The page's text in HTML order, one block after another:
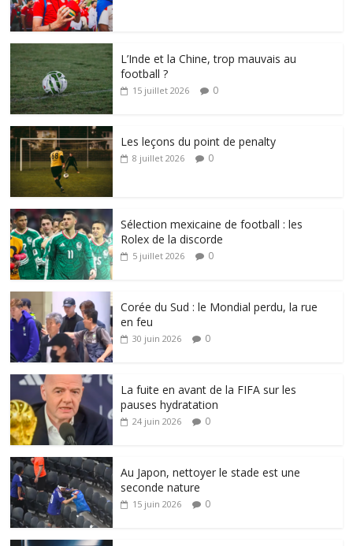
L’Inde et la Chine, trop mauvais au
football ?
15 juillet 2026 0
Les leçons du point de penalty
8 juillet 2026 0
Sélection mexicaine de football : les
Rolex de la discorde
5 juillet 2026 0
Corée du Sud : le Mondial perdu, la rue
en feu
30 juin 2026 0
La fuite en avant de la FIFA sur les
pauses hydratation
24 juin 2026 0
Au Japon, nettoyer le stade est une
seconde nature
15 juin 2026 0